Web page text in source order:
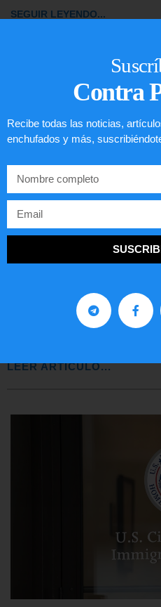
SEGUIR LEYENDO...
Lotería de visa de
LEER ARTÍCULO...
Contra
Recibe todas las noticias,
enchufados y más,